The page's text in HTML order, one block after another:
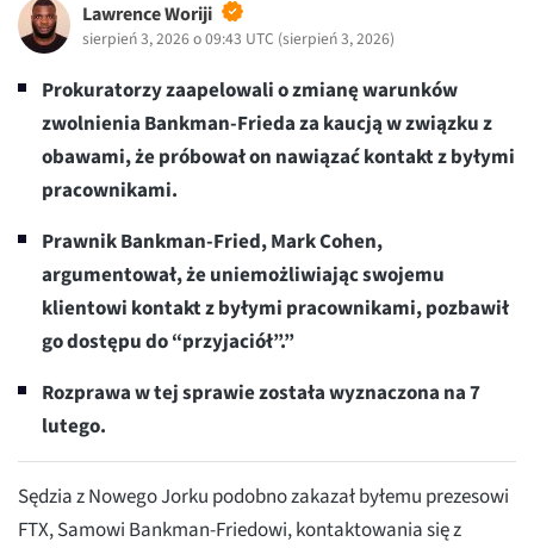
Lawrence Woriji
sierpień 3, 2026 o 09:43 UTC (sierpień 3, 2026)
Prokuratorzy zaapelowali o zmianę warunków
zwolnienia Bankman-Frieda za kaucją w związku z
obawami, że próbował on nawiązać kontakt z byłymi
pracownikami.
Prawnik Bankman-Fried, Mark Cohen,
argumentował, że uniemożliwiając swojemu
klientowi kontakt z byłymi pracownikami, pozbawił
go dostępu do “przyjaciół”.”
Rozprawa w tej sprawie została wyznaczona na 7
lutego.
Sędzia z Nowego Jorku podobno zakazał byłemu prezesowi
FTX, Samowi Bankman-Friedowi, kontaktowania się z